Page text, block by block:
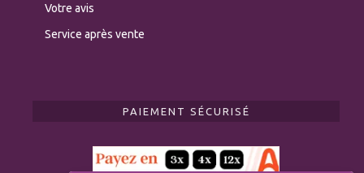
Votre avis
Service après vente
PAIEMENT SÉCURISÉ